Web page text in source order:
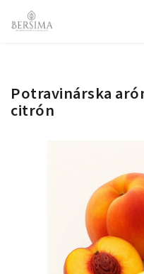
Potravinárska
citrón